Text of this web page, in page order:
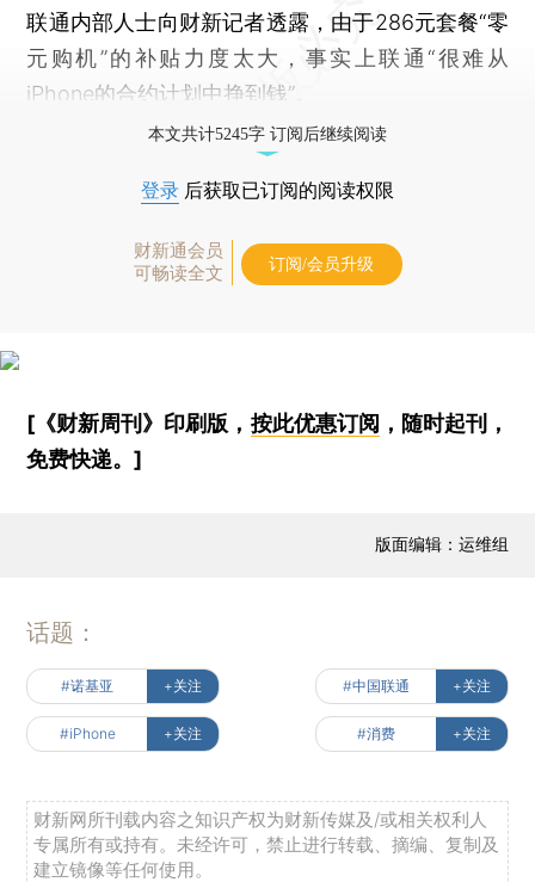
联通内部人士向财新记者透露，由于286元套餐“零
元购机”的补贴力度太大，事实上联通“很难从
iPhone的合约计划中挣到钱”。
本文共计5245字 订阅后继续阅读
登录 后获取已订阅的阅读权限
财新通会员
可畅读全文
订阅/会员升级
[《财新周刊》印刷版， 按此优惠订阅 ，随时起刊，
免费快递。]
版面编辑：运维组
话题：
#诺基亚 +关注 #中国联通 +关注
#iPhone +关注 #消费 +关注
财新网所刊载内容之知识产权为财新传媒及/或相关权利人
专属所有或持有。未经许可，禁止进行转载、摘编、复制及
建立镜像等任何使用。